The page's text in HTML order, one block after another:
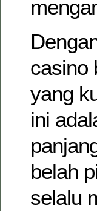
casino
yang
ini
belah
selalu